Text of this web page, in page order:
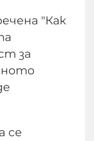
"Как
за
се